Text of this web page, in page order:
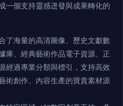
一個支持靈感迸發與成果轉化的
了海量的高清圖像、歷史文獻數
庫、經典藝術作品電子資源、正
經過專業分類與標引，支持高效
術創作、內容生產的寶貴素材源